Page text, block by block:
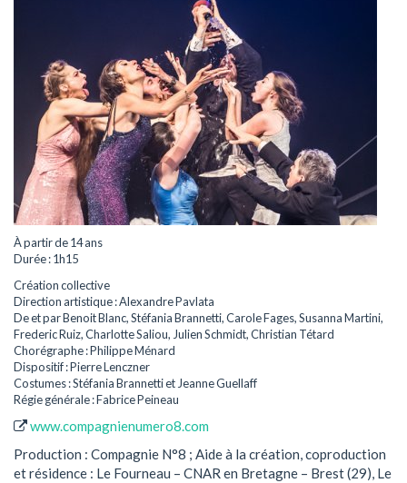
À partir de 14 ans
Durée : 1h15
Création collective
Direction artistique : Alexandre Pavlata
De et par Benoit Blanc, Stéfania Brannetti, Carole Fages, Susanna Martini,
Frederic Ruiz, Charlotte Saliou, Julien Schmidt, Christian Tétard
Chorégraphe : Philippe Ménard
Dispositif : Pierre Lenczner
Costumes : Stéfania Brannetti et Jeanne Guellaff
Régie générale : Fabrice Peineau
www.compagnienumero8.com
Production : Compagnie N°8 ; Aide à la création, coproduction
et résidence : Le Fourneau – CNAR en Bretagne – Brest (29), Le